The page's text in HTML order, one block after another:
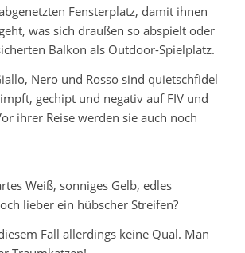
Fensterplatz, damit ihnen
was sich draußen so abspielt oder
Balkon als Outdoor-Spielplatz.
Nero und Rosso sind quietschfidel
gechipt und negativ auf FIV und
ihrer Reise werden sie auch noch
Weiß, sonniges Gelb, edles
lieber ein hübscher Streifen?
Fall allerdings keine Qual. Man